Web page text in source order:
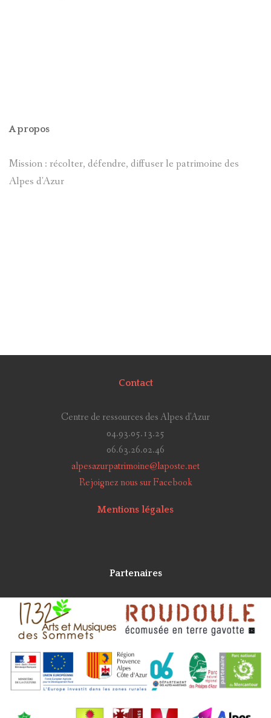
A propos
Mission : récolter, défendre, diffuser le patrimoine des
Alpes d'Azur
Contact
Centre de ressources des Alpes d'Azur
04.93.05.13.25
06.63.26.02.46
alpesazurpatrimoine@laposte.net
Rejoignez nous sur Facebook
Mentions légales
Partenaires
Alpes Azur Patrimoine Réalisé avecGravet CollectiveAccessen 2018 par Idéesculture